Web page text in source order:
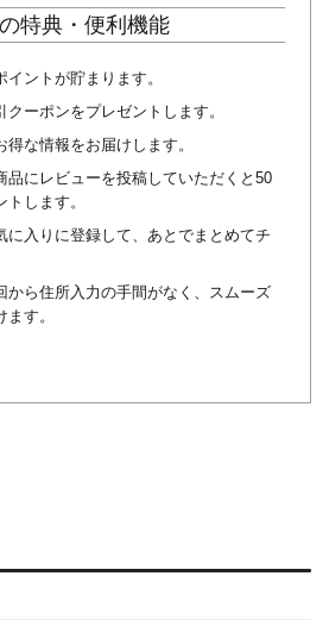
特典・便利機能
ントが貯まります。
ーポンをプレゼントします。
な情報をお届けします。
品にレビューを投稿していただくと50
します。
に入りに登録して、あとでまとめてチ
から住所入力の手間がなく、スムーズ
す。